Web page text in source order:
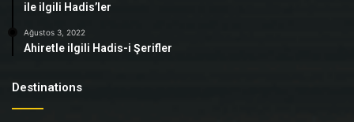
ile ilgili Hadis’ler
Ağustos 3, 2022
Ahiretle ilgili Hadis-i Şerifler
Destinations